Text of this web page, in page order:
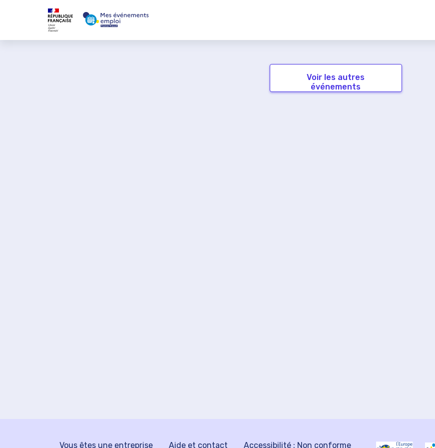
Voir les autres
événements
Vous êtes une entreprise Aide et contact Accessibilité : Non conforme